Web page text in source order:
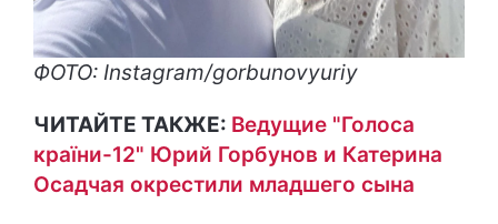
ФОТО: Instagram/gorbunovyuriy
ЧИТАЙТЕ ТАКЖЕ: Ведущие "Голоса
країни-12" Юрий Горбунов и Катерина
Осадчая окрестили младшего сына